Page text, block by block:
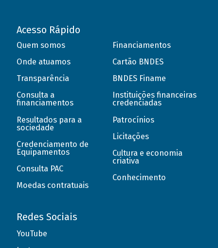
Acesso Rápido
Quem somos
Onde atuamos
Transparência
Consulta a
financiamentos
Resultados para a
sociedade
Credenciamento de
Equipamentos
Consulta PAC
Moedas contratuais
Financiamentos
Cartão BNDES
BNDES Finame
Instituições financeiras
credenciadas
Patrocínios
Licitações
Cultura e economia
criativa
Conhecimento
Redes Sociais
YouTube